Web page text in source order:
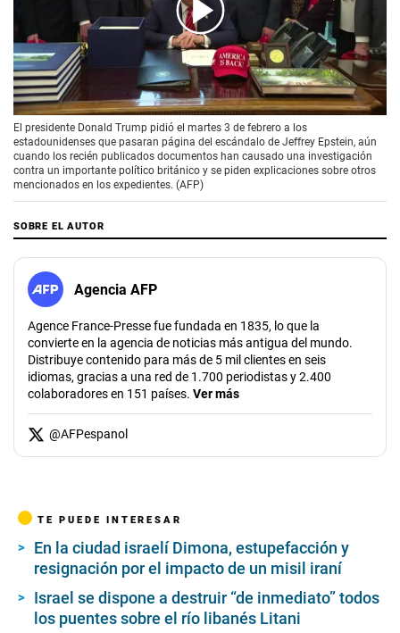
00:00/01:32
El presidente Donald Trump pidió el martes 3 de febrero a los
estadounidenses que pasaran página del escándalo de Jeffrey Epstein, aún
cuando los recién publicados documentos han causado una investigación
contra un importante político británico y se piden explicaciones sobre otros
mencionados en los expedientes. (AFP)
SOBRE EL AUTOR
Agencia AFP
Agence France-Presse fue fundada en 1835, lo que la
convierte en la agencia de noticias más antigua del mundo.
Distribuye contenido para más de 5 mil clientes en seis
idiomas, gracias a una red de 1.700 periodistas y 2.400
colaboradores en 151 países. Ver más
@AFPespanol
TE PUEDE INTERESAR
En la ciudad israelí Dimona, estupefacción y
resignación por el impacto de un misil iraní
Israel se dispone a destruir “de inmediato” todos
los puentes sobre el río libanés Litani